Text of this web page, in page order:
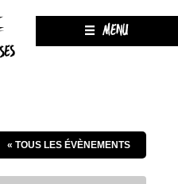
MENU
« TOUS LES ÉVÈNEMENTS